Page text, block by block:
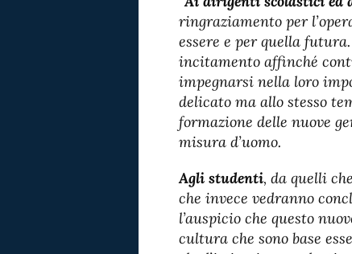
ringraziamento per
essere e per quella
incitamento affinché
impegnarsi nella loro
delicato ma allo stesso
formazione delle nuove
misura d’uomo.
Agli studenti, da quelli
che invece vedranno
l’auspicio che questo
cultura che sono base